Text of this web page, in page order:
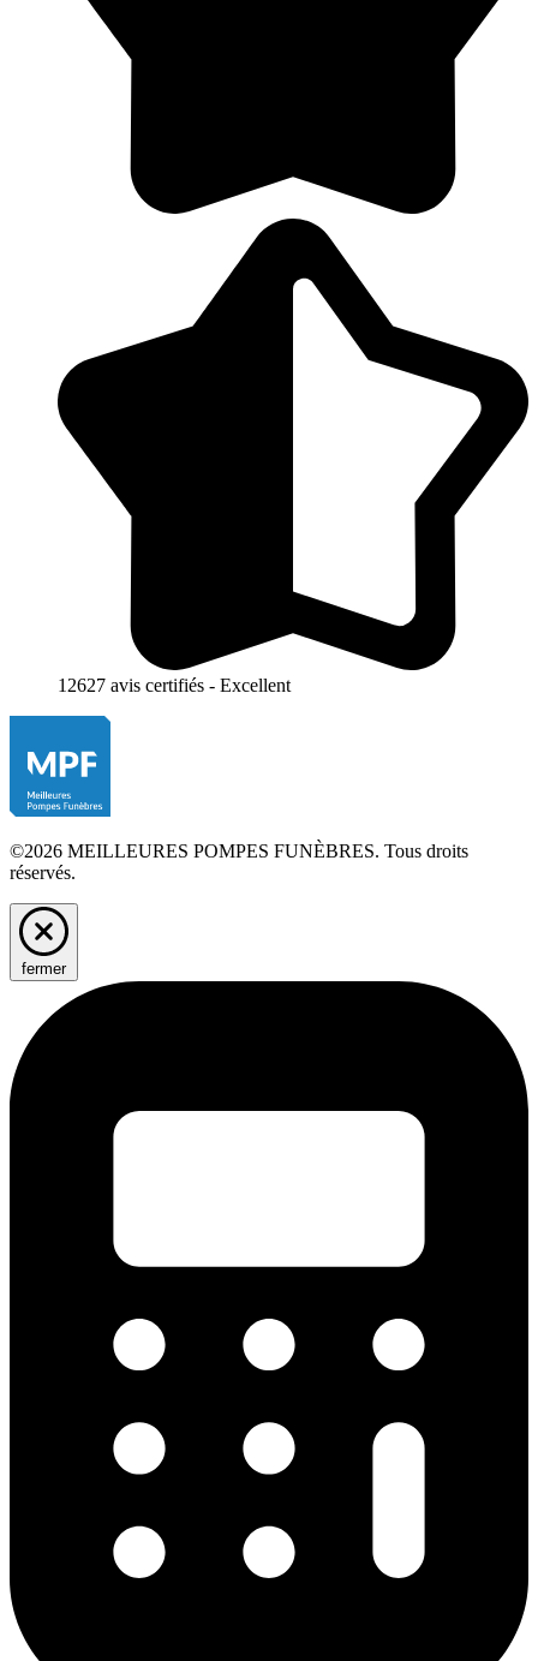
12627 avis certifiés - Excellent
©2026 MEILLEURES POMPES FUNÈBRES. Tous droits
réservés.
fermer